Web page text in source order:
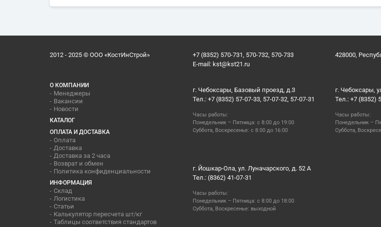
2012 - 2025 © ООО «КостИнСтрой»
+7 (8352) 570-731, 570-732, 570-733
E-mail: kst@kst21.ru
428000,
О КОМПАНИИ
Менеджеры
Вакансии
Новости
КАТАЛОГ
ОПЛАТА И ДОСТАВКА
Оплата
Доставка
Доставка за 2 часа
Возврат и обмен
Политика конфиденциальности
ИНФОРМАЦИЯ
Склад
Логистика
Статьи
Калькулятор пересчета шт/кг
Таблицы соответствия стандартов
г. Чебоксары, Базовый проезд, д.3
Тел.: +7 (8352) 57-07-33, 57-07-32, 57-07-31
Часы работы:
Понедельник – Пятница: с 8:00 до 19:00
Суббота, Воскресенье: с 8:00 до 16:00
г. Чебоксары,
Тел.: +7 (8352)
Часы работы:
Понедельник –
Суббота,
г. Йошкар-Ола, ул. Луначарского, д. 52 А
Тел.: (8362) 41-07-31
Часы работы:
Понедельник – Пятница: с 8:00 до 18:00
Суббота, Воскресенье: выходной